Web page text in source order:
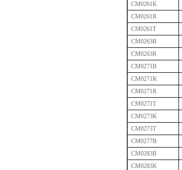
CM0261K
CM0261R
CM0261T
CM0263B
CM0263R
CM0271B
CM0271K
CM0271R
CM0271T
CM0273K
CM0273T
CM0277B
CM0283B
CM0283K